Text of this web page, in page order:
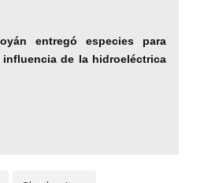
entregó especies para
influencia de la hidroeléctrica